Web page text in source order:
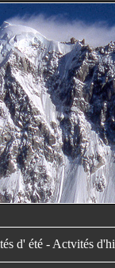
d' été - Actvités